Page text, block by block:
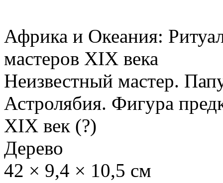
Африка и Океания:
мастеров XIX века
Неизвестный мастер.
Астролябия. Фигура
XIX век (?)
Дерево
42 × 9,4 × 10,5 см